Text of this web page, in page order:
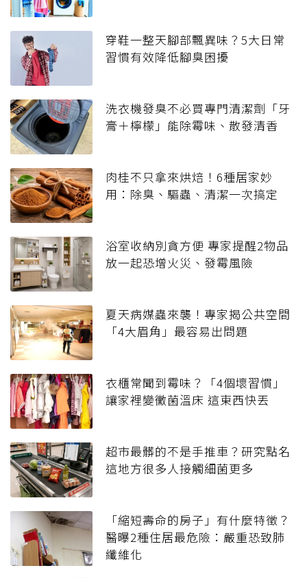
穿鞋一整天腳部飄異味？5大日常
習慣有效降低腳臭困擾
洗衣機發臭不必買專門清潔劑「牙
膏＋檸檬」能除霉味、散發清香
肉桂不只拿來烘焙！6種居家妙
用：除臭、驅蟲、清潔一次搞定
浴室收納別貪方便 專家提醒2物品
放一起恐增火災、發霉風險
夏天病媒蟲來襲！專家揭公共空間
「4大眉角」最容易出問題
衣櫃常聞到霉味？「4個壞習慣」
讓家裡變黴菌溫床 這東西快丟
超市最髒的不是手推車？研究點名
這地方很多人接觸細菌更多
「縮短壽命的房子」有什麼特徵？
醫曝2種住居最危險：嚴重恐致肺
纖維化